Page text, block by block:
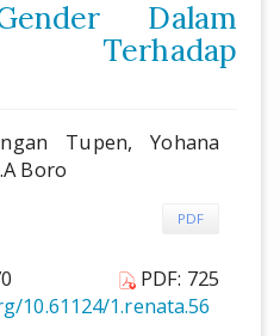
Dalam
Terhadap
Tupen, Yohana
Boro
PDF
PDF: 725
10.61124/1.renata.56